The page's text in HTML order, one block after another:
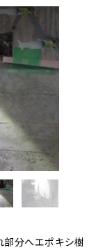
分へエポキシ樹